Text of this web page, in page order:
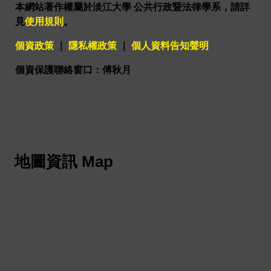
本網站著作權屬於淡江大學 公共行政暨法律學系，請詳
見使用規則 。
個資政策 隱私權政策 個人資料告知聲明
個資保護聯絡窗口：傅秋月
地圖資訊 Map